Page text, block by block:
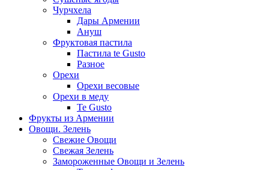
Чурчхела
Дары Армении
Ануш
Фруктовая пастила
Пастила te Gusto
Разное
Орехи
Орехи весовые
Орехи в меду
Te Gusto
Фрукты из Армении
Овощи. Зелень
Свежие Овощи
Свежая Зелень
Замороженные Овощи и Зелень